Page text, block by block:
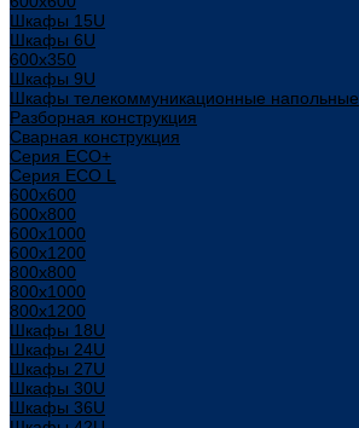
Шкафы 15U
Шкафы 6U
600x350
Шкафы 9U
Шкафы телекоммуникационные напольные
Разборная конструкция
Сварная конструкция
Серия ECO+
Серия ECO L
600x600
600x800
600х1000
600х1200
800x800
800х1000
800х1200
Шкафы 18U
Шкафы 24U
Шкафы 27U
Шкафы 30U
Шкафы 36U